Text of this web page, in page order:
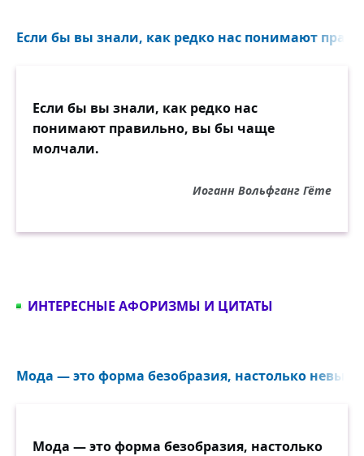
Если бы вы знали, как редко нас понимают
Если бы вы знали, как редко нас
понимают правильно, вы бы чаще
молчали.
Иоганн Вольфганг Гёте
ИНТЕРЕСНЫЕ АФОРИЗМЫ И ЦИТАТЫ
Мода — это форма безобразия, настолько
Мода — это форма безобразия, настолько